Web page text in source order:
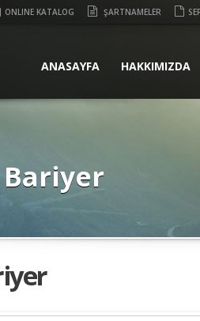
ONLINE KATALOG ŞARTNAMELER
ANASAYFA HAKKIMIZDA